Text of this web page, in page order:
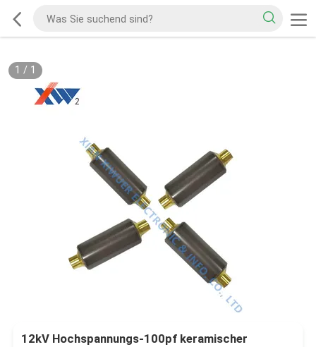
1 / 1
12kV Hochspannungs-100pf keramischer